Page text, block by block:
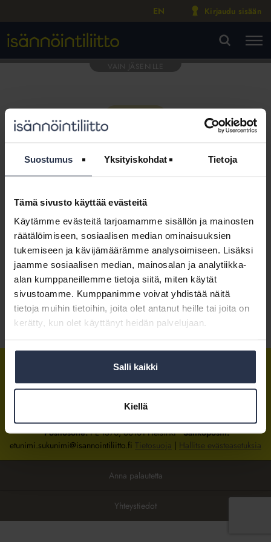
Suostumus Yksityiskohdat Tietoja
Tämä sivusto käyttää evästeitä
Käytämme evästeitä tarjoamamme sisällön ja mainosten
räätälöimiseen, sosiaalisen median ominaisuuksien
tukemiseen ja kävijämäärämme analysoimiseen. Lisäksi
jaamme sosiaalisen median, mainosalan ja analytiikka-
alan kumppaneillemme tietoja siitä, miten käytät
sivustoamme. Kumppanimme voivat yhdistää näitä
tietoja muihin tietoihin, joita olet antanut heille tai joita on
kerätty, kun olet käyttänyt heidän palvelujaan.
Salli kaikki
Kiellä
EN Kirjaudu sisään
Tämä osio on rajattu
Isännöintiliiton jäsenyritysten
henkilökunnalle
Kirjaudu sisään
Tietoa jäsenyydestä
IsännöintiliittoIsännöintiliittoIsännöintiliitto
Isännöintiliiton toimistosijaitsee Hakaniemessä Helsingissä.
Postiosoite:PL 1370, 00101 HelsinkiSähköpostit:
etunimi.sukunimi@isannointiliitto.fi Tietosuoja | Hallitse evästeasetuksia
Anna palautetta
Yhteystiedot